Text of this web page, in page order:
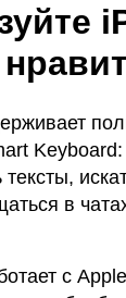
тексты,
в
с